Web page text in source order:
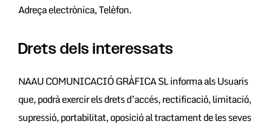
Adreça electrònica, Telèfon.
Drets dels interessats
NAAU COMUNICACIÓ GRÀFICA SL informa als Usuaris
que, podrà exercir els drets d’accés, rectificació, limitació,
supressió, portabilitat, oposició al tractament de les seves